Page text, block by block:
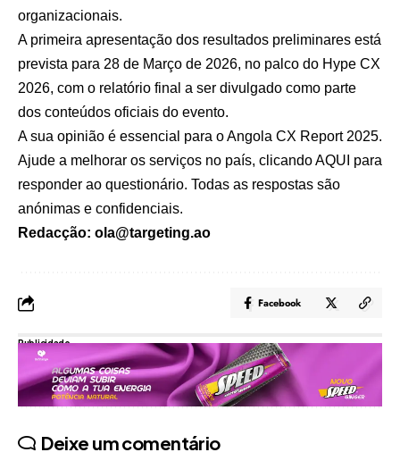
organizacionais.
A primeira apresentação dos resultados preliminares está
prevista para 28 de Março de 2026, no palco do Hype CX
2026, com o relatório final a ser divulgado como parte
dos conteúdos oficiais do evento.
A sua opinião é essencial para o Angola CX Report 2025.
Ajude a melhorar os serviços no país, clicandoAQUI para
responder ao questionário. Todas as respostas são
anónimas e confidenciais.
Redacção: ola@targeting.ao
Facebook
Publicidade
Deixe um comentário